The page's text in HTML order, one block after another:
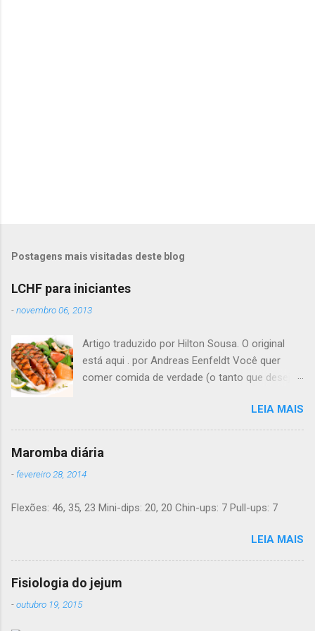
Postagens mais visitadas deste blog
LCHF para iniciantes
-novembro 06, 2013
Artigo traduzido por Hilton Sousa. O original
está aqui . por Andreas Eenfeldt Você quer
comer comida de verdade (o tanto que desejar)
"bom demais para ser verdade", mas LCHF (low
carb, high fat - pouco carboidrato, muita
gordura) é um método que tem sido usado há
suporte com provas de que funciona. Não é
nem "substituições de refeições" bizarras, nem
senso. E toda a informação dada aqui é 100%
grátis. Introdução Uma dieta LCHF indica que
você come menos carboidratos e uma
LEIA MAIS
Maromba diária
- fevereiro 28, 2014
Flexões: 46, 35, 23 Mini-dips: 20, 20 Chin-ups: 7 Pull-ups: 7
LEIA MAIS
Fisiologia do jejum
-outubro 19, 2015